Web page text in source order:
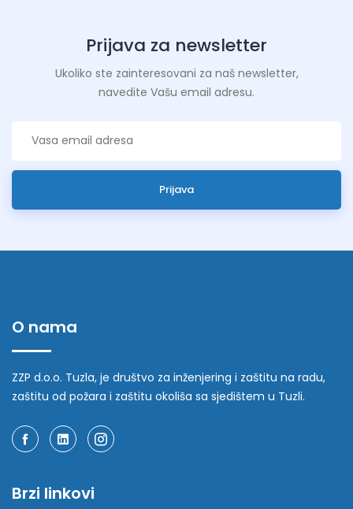
Prijava za newsletter
Ukoliko ste zainteresovani za naš newsletter,
navedite Vašu email adresu.
Prijava
O nama
ZZP d.o.o. Tuzla, je društvo za inženjering i zaštitu na radu,
zaštitu od požara i zaštitu okoliša sa sjedištem u Tuzli.
Brzi linkovi